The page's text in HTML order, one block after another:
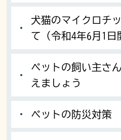
犬猫のマイクロチ
て（令和4年6月1日
ペットの飼い主さ
えましょう
ペットの防災対策